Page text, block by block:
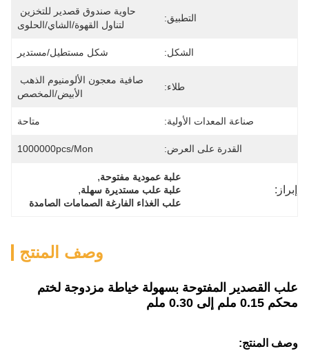
التطبيق:
لتناول القهوة/الشاي/الحلوى
الشكل: شكل مستطيل/مستدير
طلاء:
الأبيض/المخصص
صناعة المعدات الأولية: متاحة
القدرة على العرض: 1000000pcs/mon
إبراز:
علبة عمودية مفتوحة,
علبة علب مستديرة سهلة,
علب الغذاء الفارغة الصمامات الصامدة
وصف المنتج
علب القصدير المفتوحة بسهولة خياطة مزدوجة لختم
محكم 0.15 ملم إلى 0.30 ملم
وصف المنتج: